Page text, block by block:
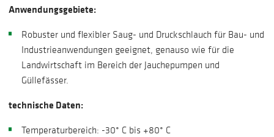
Anwendungsgebiete:
Robuster und flexibler Saug- und Druckschlauch für Bau- und
Industrieanwendungen geeignet, genauso wie für die
Landwirtschaft im Bereich der Jauchepumpen und
Güllefässer.
technische Daten:
Temperaturbereich: -30° C bis +80° C